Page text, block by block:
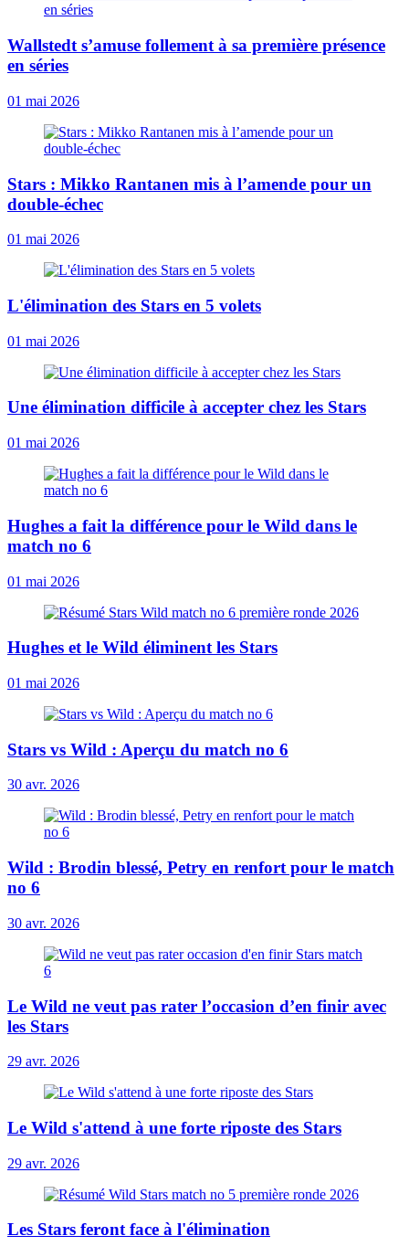
Wallstedt s’amuse follement à sa première présence
en séries
01 mai 2026
Stars : Mikko Rantanen mis à l’amende pour un
double-échec
01 mai 2026
L'élimination des Stars en 5 volets
01 mai 2026
Une élimination difficile à accepter chez les Stars
01 mai 2026
Hughes a fait la différence pour le Wild dans le
match no 6
01 mai 2026
Hughes et le Wild éliminent les Stars
01 mai 2026
Stars vs Wild : Aperçu du match no 6
30 avr. 2026
Wild : Brodin blessé, Petry en renfort pour le match
no 6
30 avr. 2026
Le Wild ne veut pas rater l’occasion d’en finir avec
les Stars
29 avr. 2026
Le Wild s'attend à une forte riposte des Stars
29 avr. 2026
Les Stars feront face à l'élimination